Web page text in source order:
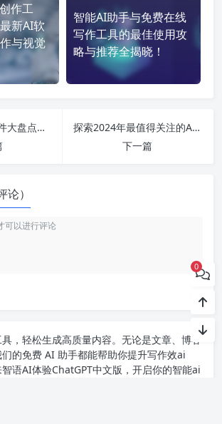
作工
新AI软
与视觉
智能AI助手与免费在线
写作工具的最佳使用攻
略与推荐全揭晓！
2024年AI写作软件大盘点：哪款免费又实用，在线创作工具推荐与评测
探索2024年最值得关注的AI写作工具：从免费助手到智能生成神器全解析
下一篇
）
，轻松生成高质量内容。无论是文章、博客
的免费 AI 助手都能帮助你提升写作效ai
语AI体验ChatGPT中文版 ，开启你的智能ai
0